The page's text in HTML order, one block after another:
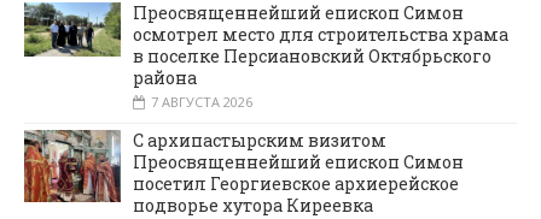
Преосвященнейший епископ Симон
осмотрел место для строительства храма
в поселке Персиановский Октябрьского
района
7 АВГУСТА 2026
С архипастырским визитом
Преосвященнейший епископ Симон
посетил Георгиевское архиерейское
подворье хутора Киреевка